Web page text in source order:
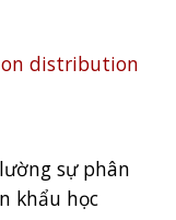
distribution
sự phân
khẩu học